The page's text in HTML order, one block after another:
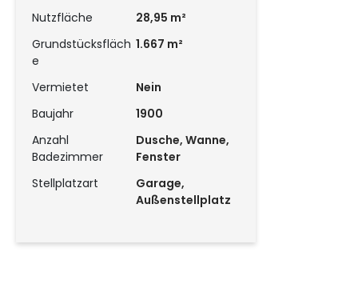
Nutzfläche
28,95 m²
Grundstücksfläch
e
1.667 m²
Vermietet
Nein
Baujahr
1900
Anzahl
Badezimmer
Dusche, Wanne,
Fenster
Stellplatzart
Garage,
Außenstellplatz